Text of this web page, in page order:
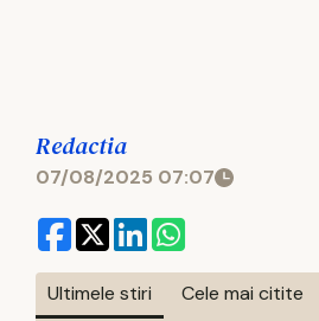
Redactia
07/08/2025 07:07
Ultimele stiri Cele mai citite